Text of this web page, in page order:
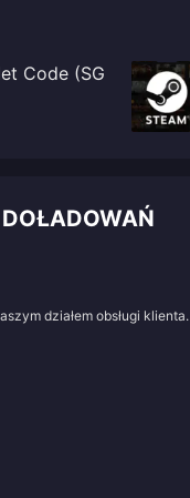
Code (SG
działem obsługi klienta.